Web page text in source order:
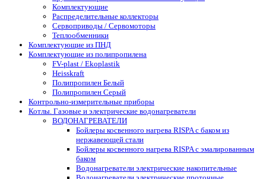
Комплектующие
Распределительные коллекторы
Сервоприводы / Сервомоторы
Теплообменники
Комплектующие из ПНД
Комплектующие из полипропилена
FV-plast / Ekoplastik
Heisskraft
Полипропилен Белый
Полипропилен Серый
Контрольно-измерительные приборы
Котлы. Газовые и электрические водонагреватели
ВОДОНАГРЕВАТЕЛИ
Бойлеры косвенного нагрева RISPA с баком из
нержавеющей стали
Бойлеры косвенного нагрева RISPA с эмалированным
баком
Водонагреватели электрические накопительные